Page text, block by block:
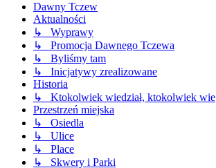
Dawny Tczew
Aktualności
↳ Wyprawy
↳ Promocja Dawnego Tczewa
↳ Byliśmy tam
↳ Inicjatywy zrealizowane
Historia
↳ Ktokolwiek wiedział, ktokolwiek wie
Przestrzeń miejska
↳ Osiedla
↳ Ulice
↳ Place
↳ Skwery i Parki